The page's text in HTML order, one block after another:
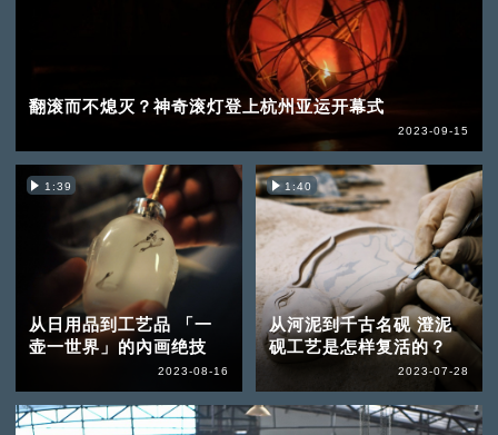
翻滚而不熄灭？神奇滚灯登上杭州亚运开幕式
2023-09-15
1:39
从日用品到工艺品 「一
壶一世界」的內画绝技
2023-08-16
1:40
从河泥到千古名砚 澄泥
砚工艺是怎样复活的？
2023-07-28